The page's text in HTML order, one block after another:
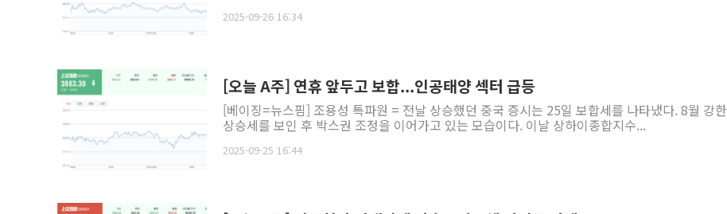
2025-09-26 16:34
[오늘 A주] 연휴 앞두고 보합...인공태양 섹터 급등
[베이징=뉴스핌] 조용성 특파원 = 전날 상승했던 중국 증시는 25일 보합세를 나타냈다. 8월 강한
상승세를 보인 후 박스권 조정을 이어가고 있는 모습이다. 이날 상하이종합지수...
2025-09-25 16:44